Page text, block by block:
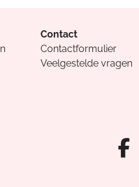
Contact
Contactformulier
Veelgestelde vragen